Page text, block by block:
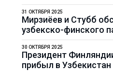
Мирзиёев и Стубб
узбекско-финского
31 ОКТЯБРЯ 2025
Президент
прибыл в
30 ОКТЯБРЯ 2025